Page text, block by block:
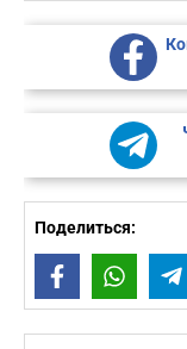
Поделиться:
Facebook